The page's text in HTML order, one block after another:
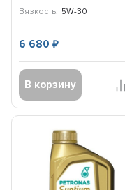
Вязкость: 5W-30
6 680₽
В корзину